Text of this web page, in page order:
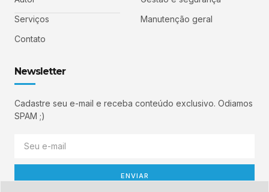
Serviços
Contato
Manutenção geral
Newsletter
Cadastre seu e-mail e receba conteúdo exclusivo. Odiamos
SPAM ;)
ENVIAR